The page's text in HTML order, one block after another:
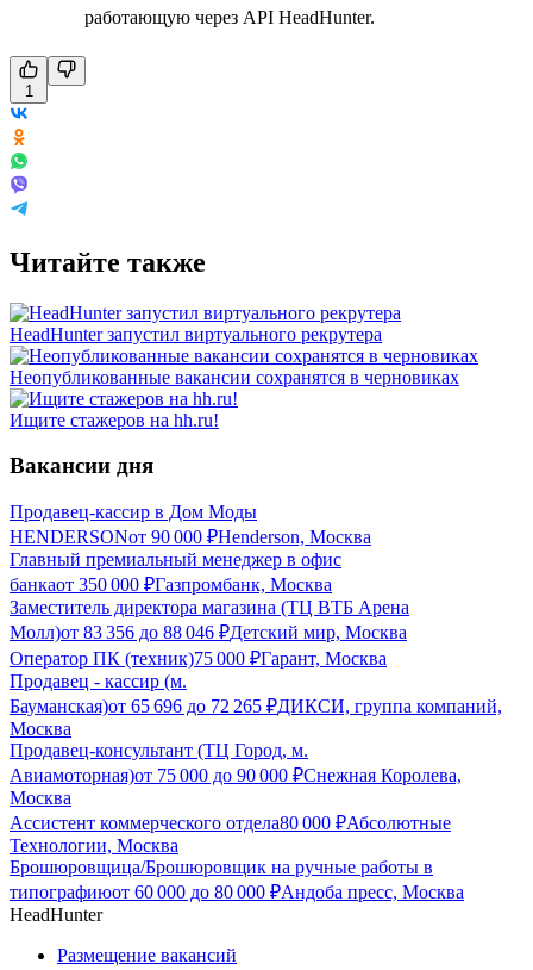
работающую через API HeadHunter.
1
Читайте также
HeadHunter запустил виртуального рекрутера
Неопубликованные вакансии сохранятся в черновиках
Ищите стажеров на hh.ru!
Вакансии дня
Продавец-кассир в Дом Моды
HENDERSONот 90 000 ₽Henderson, Москва
Главный премиальный менеджер в офис
банкаот 350 000 ₽Газпромбанк, Москва
Заместитель директора магазина (ТЦ ВТБ Арена
Молл)от 83 356 до 88 046 ₽Детский мир, Москва
Оператор ПК (техник)75 000 ₽Гарант, Москва
Продавец - кассир (м.
Бауманская)от 65 696 до 72 265 ₽ДИКСИ, группа компаний,
Москва
Продавец-консультант (ТЦ Город, м.
Авиамоторная)от 75 000 до 90 000 ₽Снежная Королева,
Москва
Ассистент коммерческого отдела80 000 ₽Абсолютные
Технологии, Москва
Брошюровщица/Брошюровщик на ручные работы в
типографиюот 60 000 до 80 000 ₽Андоба пресс, Москва
HeadHunter
Размещение вакансий